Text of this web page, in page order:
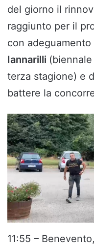
del giorno il
raggiunto per il
con
Iannarilli
terza stagione) e
battere la
11:55 –